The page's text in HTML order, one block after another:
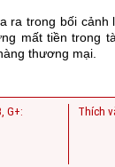
ra trong bối cảnh
mất tiền trong
thương mại.
G+: Thích